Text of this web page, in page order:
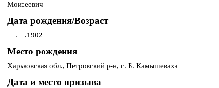
Моисеевич
Дата рождения/Возраст
__.__.1902
Место рождения
Харьковская обл., Петровский р-н, с. Б. Камышеваха
Дата и место призыва